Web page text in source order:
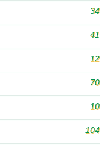
34
41
12
70
10
104